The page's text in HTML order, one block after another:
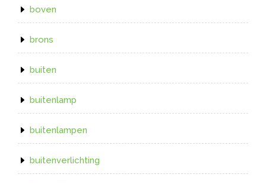
boven
brons
buiten
buitenlamp
buitenlampen
buitenverlichting